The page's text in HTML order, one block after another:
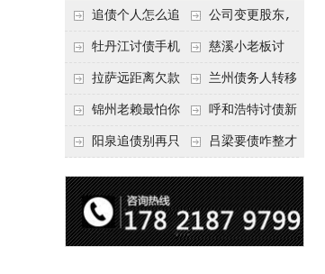
把钱要回来 节点”催收最有效
追债个人怎么追
回呢？2026年最新绝
招选择！
公司变更股东,
变更前的债权债务谁
承担
牡丹江讨债手机
搞定：2026年线上立
案追债全流程，足不
出户
慈溪小老板讨
债，2026年这2个本
地行业协会出面，比
法院传票快
拉萨远距离欠款
对方在牧区联系不
上，2026年委托当地
兰州债务人转移
财产后申请破产，20
26年破产程序里还能
锦州老赖最怕你
懂这1条，2026
罪”详解，能判刑
呼和浩特讨债新
招：2026年用“律师
成本低见效快
阳泉追债别再只
类隐形财产（公积
金、保单）也能执行
吕梁要债咋整才
调解渠道，比找公司
强